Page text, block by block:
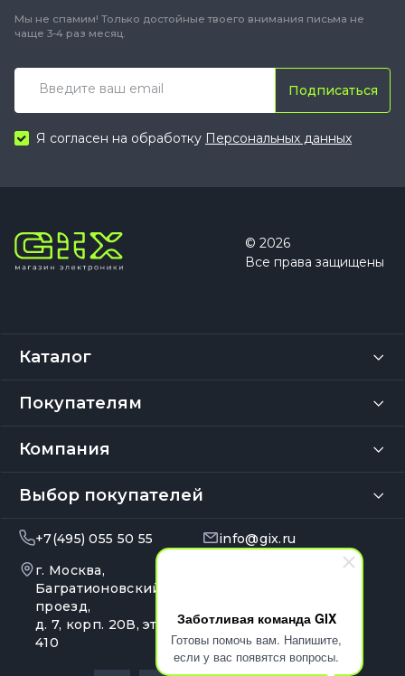
Заботливая команда GIX
Готовы помочь вам. Напишите,
если у вас появятся вопросы.
Мы не спамим! Только достойные твоего внимания письма не
чаще 3-4 раз месяц.
Подписаться
Я согласен на обработку Персональных данных
© 2026
Все права защищены
Каталог
Покупателям
Компания
Выбор покупателей
+7(495) 055 50 55
info@gix.ru
г. Москва,
Багратионовский
проезд,
д. 7, корп. 20В, эт. 4, оф.
410